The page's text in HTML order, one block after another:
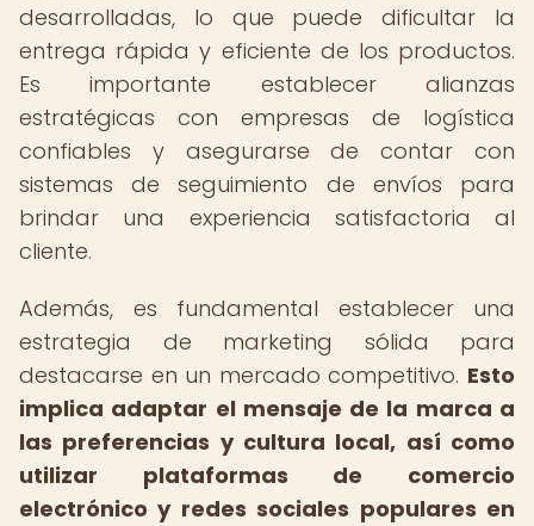
desarrolladas, lo que puede dificultar la
entrega rápida y eficiente de los productos.
Es importante establecer alianzas
estratégicas con empresas de logística
confiables y asegurarse de contar con
sistemas de seguimiento de envíos para
brindar una experiencia satisfactoria al
cliente.
Además, es fundamental establecer una
estrategia de marketing sólida para
destacarse en un mercado competitivo. Esto
implica adaptar el mensaje de la marca a
las preferencias y cultura local, así como
utilizar plataformas de comercio
electrónico y redes sociales populares en